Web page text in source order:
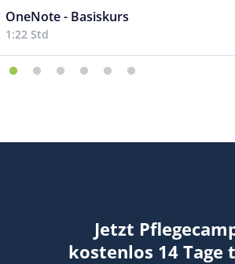
OneNote - Basiskurs
1:22 Std
Jetzt
kostenlos 14 Tage